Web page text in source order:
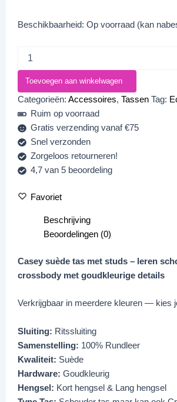
Beschikbaarheid: Op voorraad (kan
Toevoegen aan winkelwagen
Categorieën: Accessoires, Tassen Tag:
Ruim op voorraad
Gratis verzending vanaf €75
Snel verzonden
Zorgeloos retourneren!
4,7 van 5 beoordeling
Favoriet
Beschrijving
Beoordelingen (0)
Casey suède tas met studs – leren
crossbody met goudkleurige details
Verkrijgbaar in meerdere kleuren — kies
Sluiting: Ritssluiting
Samenstelling: 100% Rundleer
Kwaliteit: Suède
Hardware: Goudkleurig
Hengsel: Kort hengsel & Lang hengsel